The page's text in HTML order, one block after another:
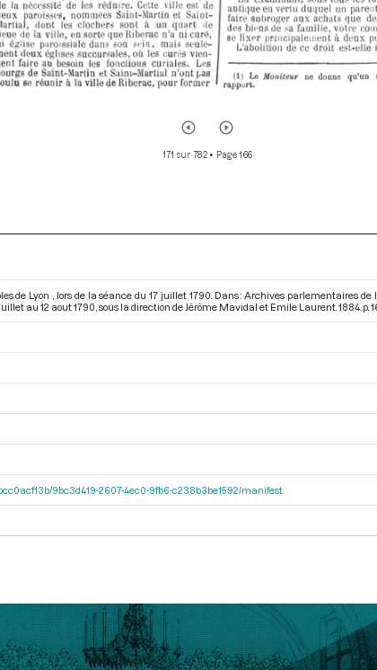
171 sur 782• Page 166
de Lyon , lors de la séance du 17 juillet 1790. Dans : Archives parlementaires
au 12 aout 1790 , sous la direction de Jérôme Mavidal et Emile Laurent. 1884. p.
9bc3d419-2607-4ec0-9fb6-c238b3be1592/manifest